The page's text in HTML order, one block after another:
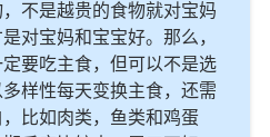
不是越贵的食物就对宝妈
对宝妈和宝宝好。那么，
要吃主食，但可以不是选
样性每天变换主食，还需
比如肉类，鱼类和鸡蛋